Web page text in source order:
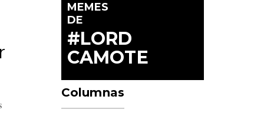
MEMES
DE
#LORD
CAMOTE
Columnas